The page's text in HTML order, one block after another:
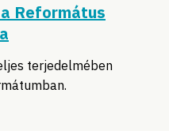
Református
terjedelmében